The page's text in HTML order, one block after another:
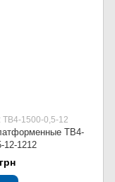
ТВ4-1500-0,5-12
ТВ4-
12-1212